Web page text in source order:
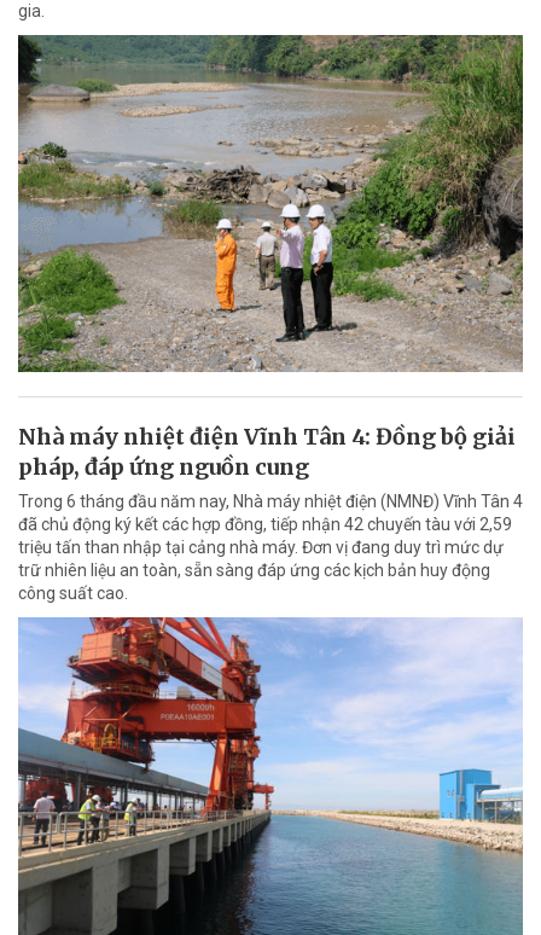
gia.
Nhà máy nhiệt điện Vĩnh Tân 4: Đồng bộ giải
pháp, đáp ứng nguồn cung
Trong 6 tháng đầu năm nay, Nhà máy nhiệt điện (NMNĐ) Vĩnh Tân 4
đã chủ động ký kết các hợp đồng, tiếp nhận 42 chuyến tàu với 2,59
triệu tấn than nhập tại cảng nhà máy. Đơn vị đang duy trì mức dự
trữ nhiên liệu an toàn, sẵn sàng đáp ứng các kịch bản huy động
công suất cao.